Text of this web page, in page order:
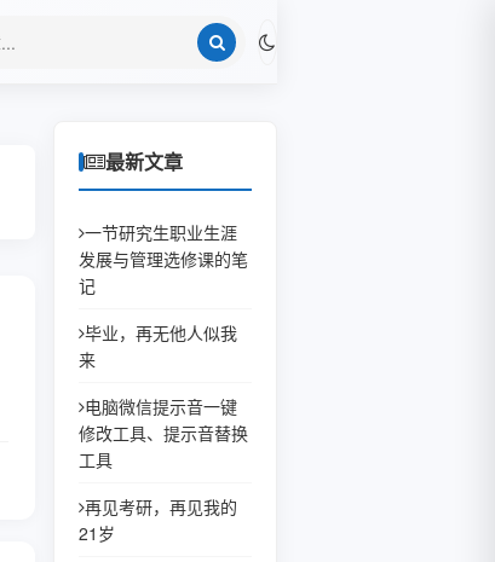
最新文章
一节研究生职业生涯
发展与管理选修课的笔
记
毕业，再无他人似我
来
电脑微信提示音一键
修改工具、提示音替换
工具
再见考研，再见我的
21岁